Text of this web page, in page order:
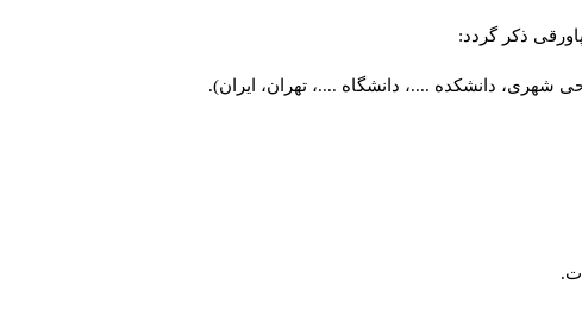
ذکر گردد:
شهری، دانشکده ....، دانشگاه ....، تهران، ایران).